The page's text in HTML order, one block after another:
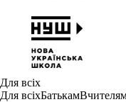
Для всіх
Для всіхБатькам